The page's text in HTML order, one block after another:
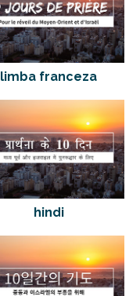
limba franceza
hindi